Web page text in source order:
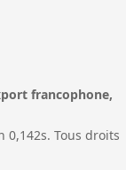
francophone,
0,142s. Tous droits